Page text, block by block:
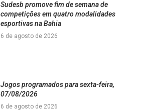
Sudesb promove fim de semana de
competições em quatro modalidades
esportivas na Bahia
6 de agosto de 2026
Jogos programados para sexta-feira,
07/08/2026
6 de agosto de 2026